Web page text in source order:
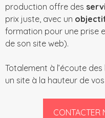
production offre des
prix juste, avec un
formation pour une prise
de son site web).
Totalement à l’écoute
un site à la hauteur de
CONTACTER